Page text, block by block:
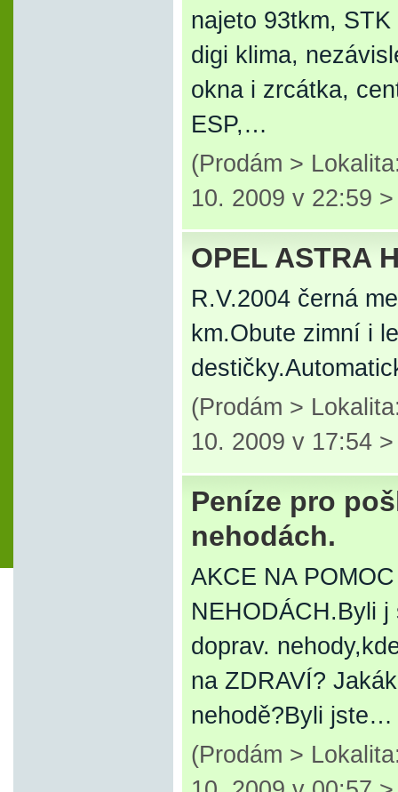
najeto 93tkm,
digi klima,
okna i zrcátka,
ESP,…
(Prodám >
10. 2009 v 22:59
OPEL ASTRA
R.V.2004 černá
km.Obute zimní i
(Prodám >
10. 2009 v 17:54
Peníze pro
nehodách.
AKCE NA
NEHODÁCH.Byli
doprav.
na ZDRAVÍ?
nehodě?Byli jste…
(Prodám >